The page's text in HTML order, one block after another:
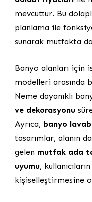
mevcuttur. Bu
planlama ile
sunarak mutfakta
Banyo alanları için
modelleri arasında
Neme dayanıklı
ve dekorasyonu
Ayrıca, banyo
tasarımlar, alanın
gelen mutfak ada
uyumu,
kişiselleştirmesine